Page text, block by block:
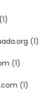
(1)
(1)
(1)
(1)